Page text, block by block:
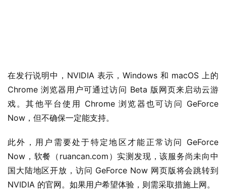
在发行说明中，NVIDIA 表示，Windows 和 macOS 上的
Chrome 浏览器用户可通过访问 Beta 版网页来启动云游
戏。其他平台使用 Chrome 浏览器也可访问 GeForce
Now，但不确保一定能支持。
此外，用户需要处于特定地区才能正常访问 GeForce
Now，软餐（ruancan.com）实测发现，该服务尚未向中
国大陆地区开放，访问 GeForce Now 网页版将会跳转到
NVIDIA 的官网。如果用户希望体验，则需采取措施上网。